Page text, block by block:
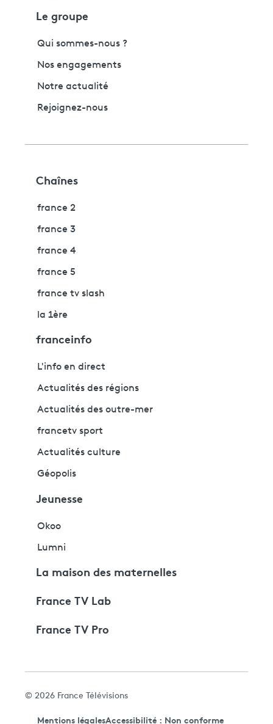
Le groupe
Qui sommes-nous ?
Nos engagements
Notre actualité
Rejoignez-nous
Chaînes
france 2
france 3
france 4
france 5
france tv slash
la 1ère
franceinfo
L'info en direct
Actualités des régions
Actualités des outre-mer
francetv sport
Actualités culture
Géopolis
Jeunesse
Okoo
Lumni
La maison des maternelles
France TV Lab
France TV Pro
© 2026 France Télévisions
Mentions légalesAccessibilité : Non conforme